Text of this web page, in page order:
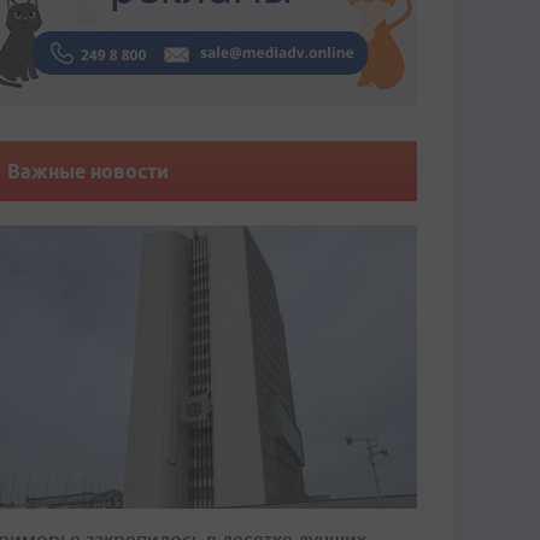
Важные новости